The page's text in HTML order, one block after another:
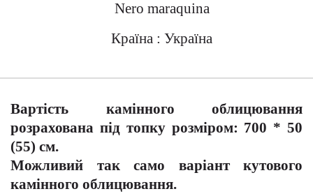
Nero maraquina
Країна : Україна
Вартість камінного облицювання
розрахована під топку розміром: 700 * 50
(55) см.
Можливий так само варіант кутового
камінного облицювання.